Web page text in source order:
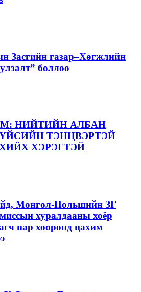
Засгийн газар–Хөгжлийн
боллоо
НИЙТИЙН АЛБАН
ТЭНЦВЭРТЭЙ
ХЭРЭГТЭЙ
Монгол-Польшийн ЗГ
хуралдааны хоёр
нар хооронд цахим